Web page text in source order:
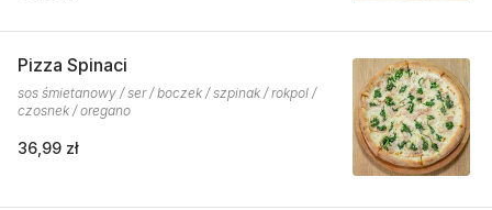
Pizza Spinaci
sos śmietanowy / ser / boczek / szpinak / rokpol /
czosnek / oregano
36,99 zł